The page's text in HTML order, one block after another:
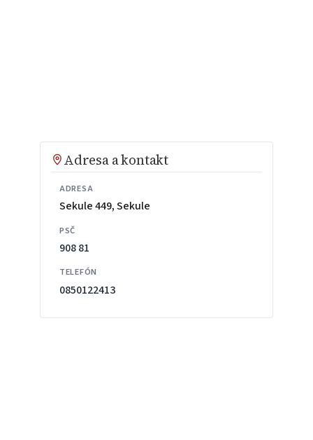
Adresa a kontakt
ADRESA
Sekule 449, Sekule
PSČ
908 81
TELEFÓN
0850122413